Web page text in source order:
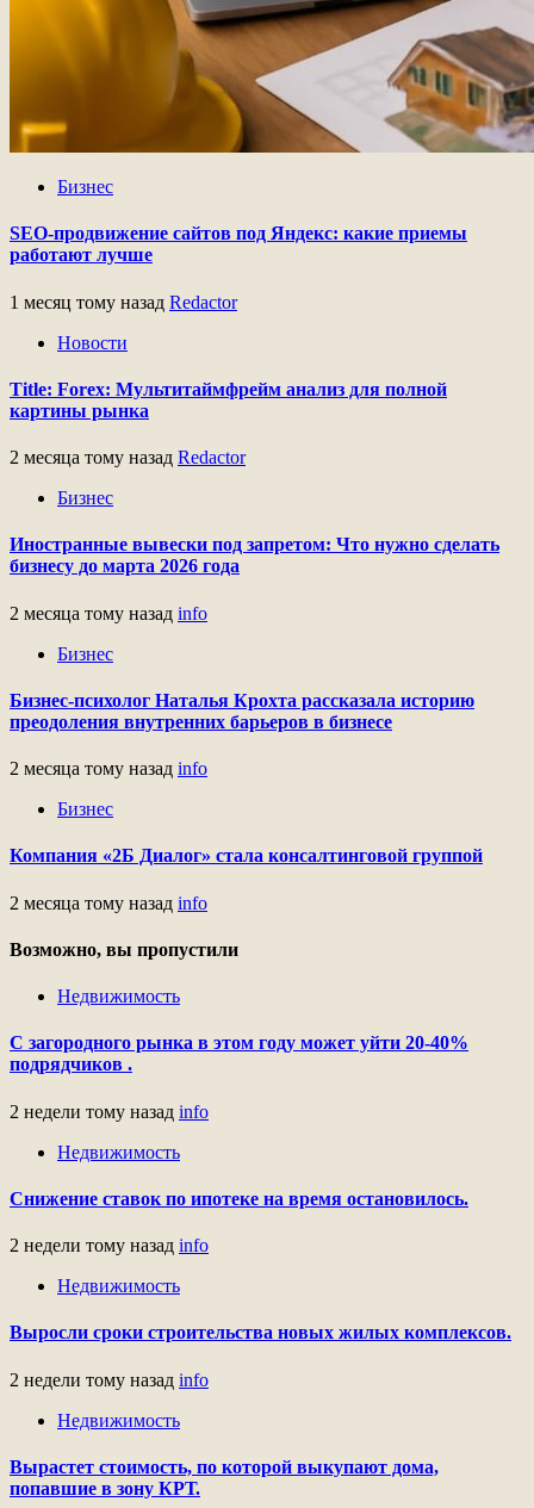
Бизнес
SEO-продвижение сайтов под Яндекс: какие приемы
работают лучше
1 месяц тому назад Redactor
Новости
Title: Forex: Мультитаймфрейм анализ для полной
картины рынка
2 месяца тому назад Redactor
Бизнес
Иностранные вывески под запретом: Что нужно сделать
бизнесу до марта 2026 года
2 месяца тому назад info
Бизнес
Бизнес-психолог Наталья Крохта рассказала историю
преодоления внутренних барьеров в бизнесе
2 месяца тому назад info
Бизнес
Компания «2Б Диалог» стала консалтинговой группой
2 месяца тому назад info
Возможно, вы пропустили
Недвижимость
С загородного рынка в этом году может уйти 20-40%
подрядчиков .
2 недели тому назад info
Недвижимость
Снижение ставок по ипотеке на время остановилось.
2 недели тому назад info
Недвижимость
Выросли сроки строительства новых жилых комплексов.
2 недели тому назад info
Недвижимость
Вырастет стоимость, по которой выкупают дома,
попавшие в зону КРТ.